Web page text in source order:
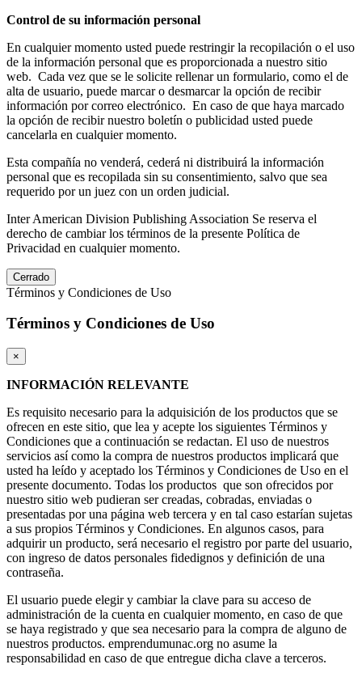
Control de su información personal
En cualquier momento usted puede restringir la recopilación o el uso
de la información personal que es proporcionada a nuestro sitio
web. Cada vez que se le solicite rellenar un formulario, como el de
alta de usuario, puede marcar o desmarcar la opción de recibir
información por correo electrónico. En caso de que haya marcado
la opción de recibir nuestro boletín o publicidad usted puede
cancelarla en cualquier momento.
Esta compañía no venderá, cederá ni distribuirá la información
personal que es recopilada sin su consentimiento, salvo que sea
requerido por un juez con un orden judicial.
Inter American Division Publishing Association Se reserva el
derecho de cambiar los términos de la presente Política de
Privacidad en cualquier momento.
Cerrado
Términos y Condiciones de Uso
Términos y Condiciones de Uso
×
INFORMACIÓN RELEVANTE
Es requisito necesario para la adquisición de los productos que se
ofrecen en este sitio, que lea y acepte los siguientes Términos y
Condiciones que a continuación se redactan. El uso de nuestros
servicios así como la compra de nuestros productos implicará que
usted ha leído y aceptado los Términos y Condiciones de Uso en el
presente documento. Todas los productos que son ofrecidos por
nuestro sitio web pudieran ser creadas, cobradas, enviadas o
presentadas por una página web tercera y en tal caso estarían sujetas
a sus propios Términos y Condiciones. En algunos casos, para
adquirir un producto, será necesario el registro por parte del usuario,
con ingreso de datos personales fidedignos y definición de una
contraseña.
El usuario puede elegir y cambiar la clave para su acceso de
administración de la cuenta en cualquier momento, en caso de que
se haya registrado y que sea necesario para la compra de alguno de
nuestros productos. emprendumunac.org no asume la
responsabilidad en caso de que entregue dicha clave a terceros.